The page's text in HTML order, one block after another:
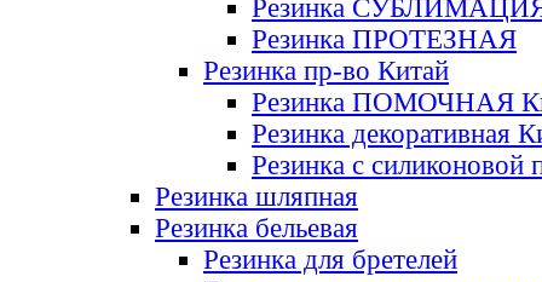
Резинка
Резинка ПРОТЕЗНАЯ
Резинка пр-во Китай
Резинка ПОМОЧНАЯ
Резинка декоративная
Резинка с силиконовой
Резинка шляпная
Резинка бельевая
Резинка для бретелей